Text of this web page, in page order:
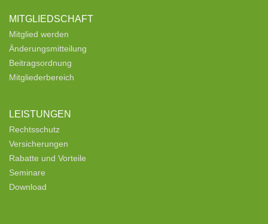
MITGLIEDSCHAFT
Mitglied werden
Änderungsmitteilung
Beitragsordnung
Mitgliederbereich
LEISTUNGEN
Rechtsschutz
Versicherungen
Rabatte und Vorteile
Seminare
Download